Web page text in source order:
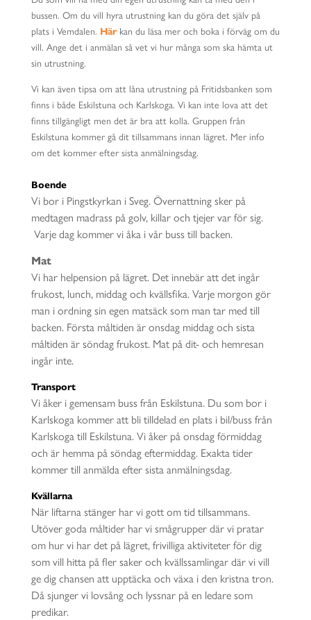
bussen. Om du vill hyra utrustning kan du göra det själv på
plats i Vemdalen. Härkan du läsa mer och boka i förväg om du
vill. Ange det i anmälan så vet vi hur många som ska hämta ut
sin utrustning.
Vi kan även tipsa om att låna utrustning på Fritidsbanken som
finns i både Eskilstuna och Karlskoga. Vi kan inte lova att det
finns tillgängligt men det är bra att kolla. Gruppen från
Eskilstuna kommer gå dit tillsammans innan lägret. Mer info
om det kommer efter sista anmälningsdag.
Boende
Vi bor i Pingstkyrkan i Sveg. Övernattning sker på
medtagen madrass på golv, killar och tjejer var för sig.
Varje dag kommer vi åka i vår buss till backen.
Mat
Vi har helpension på lägret. Det innebär att det ingår
frukost, lunch, middag och kvällsfika. Varje morgon gör
man i ordning sin egen matsäck som man tar med till
backen. Första måltiden är onsdag middag och sista
måltiden är söndag frukost. Mat på dit- och hemresan
ingår inte.
Transport
Vi åker i gemensam buss från Eskilstuna. Du som bor i
Karlskoga kommer att bli tilldelad en plats i bil/buss från
Karlskoga till Eskilstuna. Vi åker på onsdag förmiddag
och är hemma på söndag eftermiddag. Exakta tider
kommer till anmälda efter sista anmälningsdag.
Kvällarna
När liftarna stänger har vi gott om tid tillsammans.
Utöver goda måltider har vi smågrupper där vi pratar
om hur vi har det på lägret, frivilliga aktiviteter för dig
som vill hitta på fler saker och kvällssamlingar där vi vill
ge dig chansen att upptäcka och växa i den kristna tron.
Då sjunger vi lovsång och lyssnar på en ledare som
predikar.